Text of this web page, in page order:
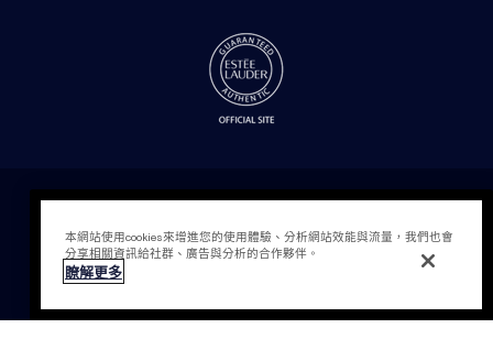
加入購物袋
隱私權政策
條款細則
會員計畫相關之條款與細則
Cookies 設定
本網站使用cookies來增進您的使用體驗、分析網站效能與流量，我們也會
分享相關資訊給社群、廣告與分析的合作夥伴。
瞭解更多